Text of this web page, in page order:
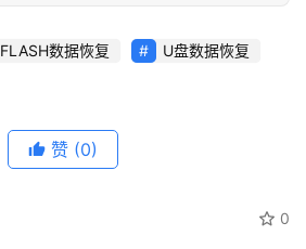
FLASH数据恢复
U盘数据恢复
赞 (0)
0